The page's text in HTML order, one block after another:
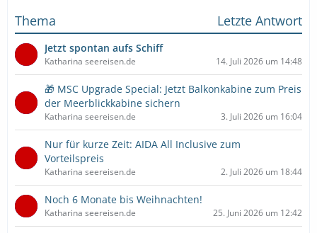
Thema
Letzte Antwort
Jetzt spontan aufs Schiff
Katharina seereisen.de 14. Juli 2026 um 14:48
🎁 MSC Upgrade Special: Jetzt Balkonkabine zum Preis
der Meerblickkabine sichern
Katharina seereisen.de 3. Juli 2026 um 16:04
Nur für kurze Zeit: AIDA All Inclusive zum
Vorteilspreis
Katharina seereisen.de 2. Juli 2026 um 18:44
Noch 6 Monate bis Weihnachten!
Katharina seereisen.de 25. Juni 2026 um 12:42